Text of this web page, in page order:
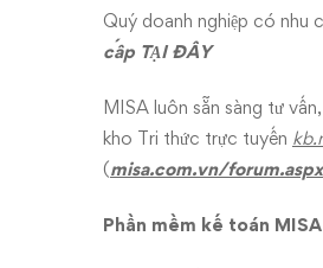
Quý doanh nghiệp có nhu
cấp TẠI ĐÂY
MISA luôn sẵn sàng tư
kho Tri thức trực tuyến
(misa.com.vn/forum.aspx
Phần mềm kế toán